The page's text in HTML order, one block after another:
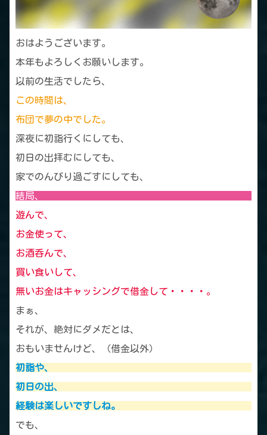
おはようございます。
本年もよろしくお願いします。
以前の生活でしたら、
この時間は、
布団で夢の中でした。
深夜に初詣行くにしても、
初日の出拝むにしても、
家でのんびり過ごすにしても、
結局、
遊んで、
お金使って、
お酒呑んで、
買い食いして、
無いお金はキャッシングで借金して・・・・。
まぁ、
それが、絶対にダメだとは、
おもいませんけど、（借金以外）
初詣や、
初日の出、
経験は楽しいですしね。
でも、